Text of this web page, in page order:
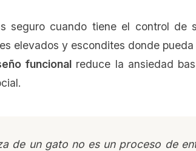
seguro cuando tiene el control de
elevados y escondites donde
funcional reduce la ansiedad
de un gato no es un proceso de